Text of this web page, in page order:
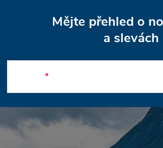
a
t
Mějte přehled o
a slevách